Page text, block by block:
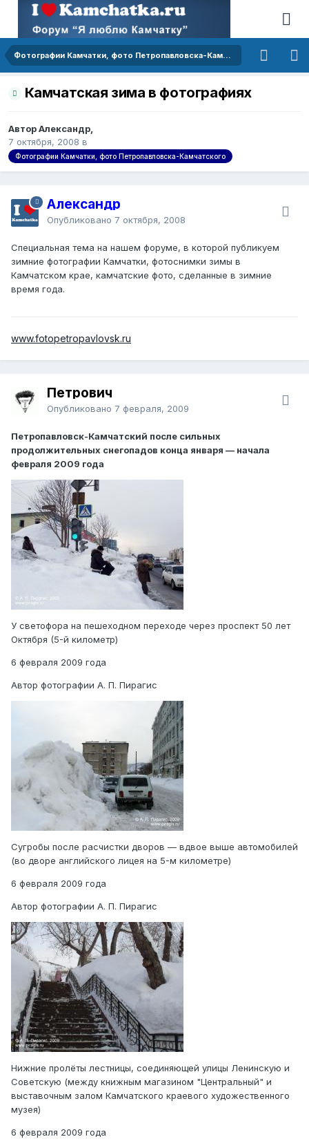
Фотографии Камчатки, фото Петропавловска-Камчатского
Камчатская зима в фотографиях
Автор Александр,
7 октября, 2008 в
Фотографии Камчатки, фото Петропавловска-Камчатского
Александр
Опубликовано 7 октября, 2008
Специальная тема на нашем форуме, в которой публикуем
зимние фотографии Камчатки, фотоснимки зимы в
Камчатском крае, камчатские фото, сделанные в зимние
время года.
www.fotopetropavlovsk.ru
Петрович
Опубликовано 7 февраля, 2009
Петропавловск-Камчатский после сильных
продолжительных снегопадов конца января — начала
февраля 2009 года
У светофора на пешеходном переходе через проспект 50 лет
Октября (5-й километр)
6 февраля 2009 года
Автор фотографии А. П. Пирагис
Сугробы после расчистки дворов — вдвое выше автомобилей
(во дворе английского лицея на 5-м километре)
6 февраля 2009 года
Автор фотографии А. П. Пирагис
Нижние пролёты лестницы, соединяющей улицы Ленинскую и
Советскую (между книжным магазином "Центральный" и
выставочным залом Камчатского краевого художественного
музея)
6 февраля 2009 года